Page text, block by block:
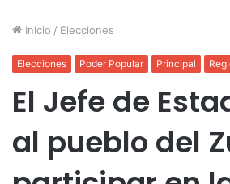
Inicio / Elecciones
Elecciones Poder Popular Principal
El Jefe de
al pueblo del